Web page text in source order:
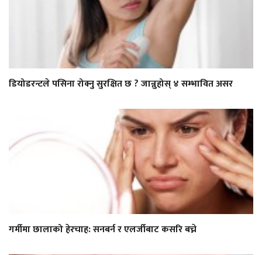
डियोडरन्टले पसिना रोक्नु सुरक्षित छ ? जान्नुहोस् ४ सम्भावित असर
गर्मीमा छालाको हेरचाह: सनबर्न र एलर्जीबाट कसरि बच्ने